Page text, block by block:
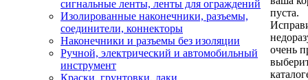
сигнальные ленты, ленты для ограждений
Изолированные наконечники, разъемы,
соединители, коннекторы
Наконечники и разъемы без изоляции
Ручной, электрический и автомобильный
инструмент
Краски, грунтовки, лаки
пуста.
очень